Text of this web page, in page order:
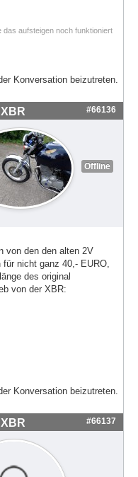
aufsteigen noch funktioniert
Konversation beizutreten.
#66136
Offline
von den den alten 2V
nicht ganz 40,- EURO,
des original
von der XBR:
Konversation beizutreten.
#66137